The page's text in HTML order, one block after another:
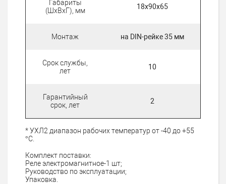
Габариты
(ШхВхГ), мм
18х90х65
Монтаж на DIN-рейке 35 мм
Срок службы,
лет
10
Гарантийный
срок, лет
2
* УХЛ2 диапазон рабочих температур от -40 до +55
°С.
Комплект поставки:
Реле электромагнитное-1 шт;
Руководство по эксплуатации;
Упаковка.